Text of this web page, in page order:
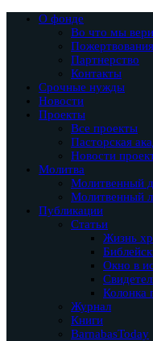
О фонде
Во что мы
Пожертвования
Партнерство
Контакты
Срочные нужды
Новости
Проекты
Все проекты
Пасторская
Новости
Молитва
Молитвенный
Молитвенный
Публикации
Статьи
Жизнь
Окно в
Колонка
Журнал
Книги
BarnabasToday